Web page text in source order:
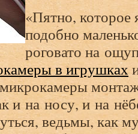
«Пятно, которое
подобно
роговато на
в игрушках
и на носу, и на
ведьмы, как